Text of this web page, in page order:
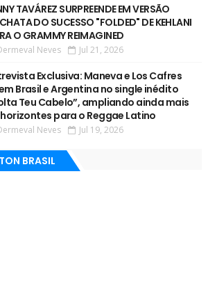
TAVÁREZ SURPREENDE EM VERSÃO
DO SUCESSO "FOLDED" DE KEHLANI
O GRAMMY REIMAGINED
Neves Jul 21, 2026
Exclusiva: Maneva e Los Cafres
Brasil e Argentina no single inédito
Teu Cabelo”, ampliando ainda mais
para o Reggae Latino
Neves Jul 19, 2026
BRASIL